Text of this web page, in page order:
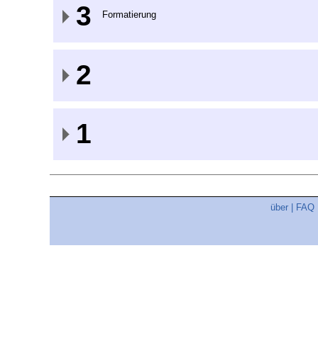
3 Formatierung
2
1
über FAQ